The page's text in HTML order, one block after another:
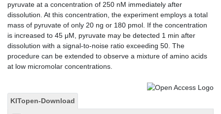
pyruvate at a concentration of 250 nM immediately after
dissolution. At this concentration, the experiment employs a total
mass of pyruvate of only 20 ng or 180 pmol. If the concentration
is increased to 45 μM, pyruvate may be detected 1 min after
dissolution with a signal-to-noise ratio exceeding 50. The
procedure can be extended to observe a mixture of amino acids
at low micromolar concentrations.
KITopen-Download